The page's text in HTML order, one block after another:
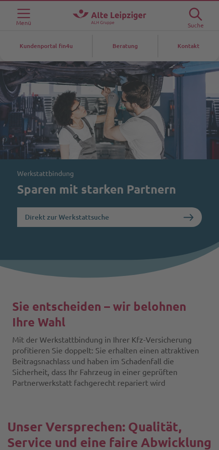
Menü Suche
Kundenportal fin4u Beratung Kontakt
Werkstattbindung
Sparen mit starken Partnern
Direkt zur Werkstattsuche
Sie entscheiden – wir belohnen
Ihre Wahl
Mit der Werkstattbindung in Ihrer Kfz-Versicherung
profitieren Sie doppelt: Sie erhalten einen attraktiven
Beitragsnachlass und haben im Schadenfall die
Sicherheit, dass Ihr Fahrzeug in einer geprüften
Partnerwerkstatt fachgerecht repariert wird
Unser Versprechen: Qualität,
Service und eine faire Abwicklung